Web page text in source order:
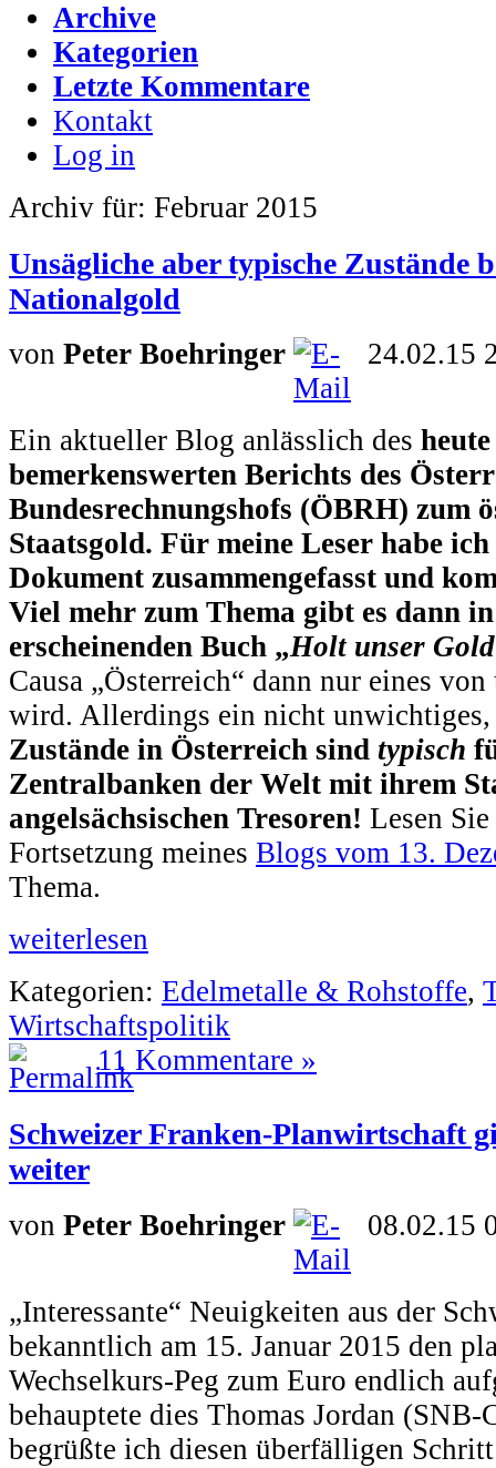
Archive
Kategorien
Letzte Kommentare
Kontakt
Log in
Archiv für: Februar 2015
Unsägliche aber typische Zustände
Nationalgold
von Peter Boehringer 24.02.15
Ein aktueller Blog anlässlich des
bemerkenswerten Berichts des
Bundesrechnungshofs (ÖBRH) zum
Staatsgold. Für meine Leser habe
Dokument zusammengefasst und
Viel mehr zum Thema gibt es dann
erscheinenden Buch „Holt unser
Causa „Österreich“ dann nur eines
wird. Allerdings ein nicht
Zustände in Österreich sind typisch
Zentralbanken der Welt mit ihrem
angelsächsischen Tresoren! Lesen
Fortsetzung meines Blogs vom 13.
Thema.
weiterlesen
Kategorien: Edelmetalle & Rohstoffe,
Wirtschaftspolitik
11 Kommentare »
Schweizer Franken-Planwirtschaft
weiter
von Peter Boehringer 08.02.15
„Interessante“ Neuigkeiten aus der
bekanntlich am 15. Januar 2015 den
Wechselkurs-Peg zum Euro endlich
behauptete dies Thomas Jordan
begrüßte ich diesen überfälligen